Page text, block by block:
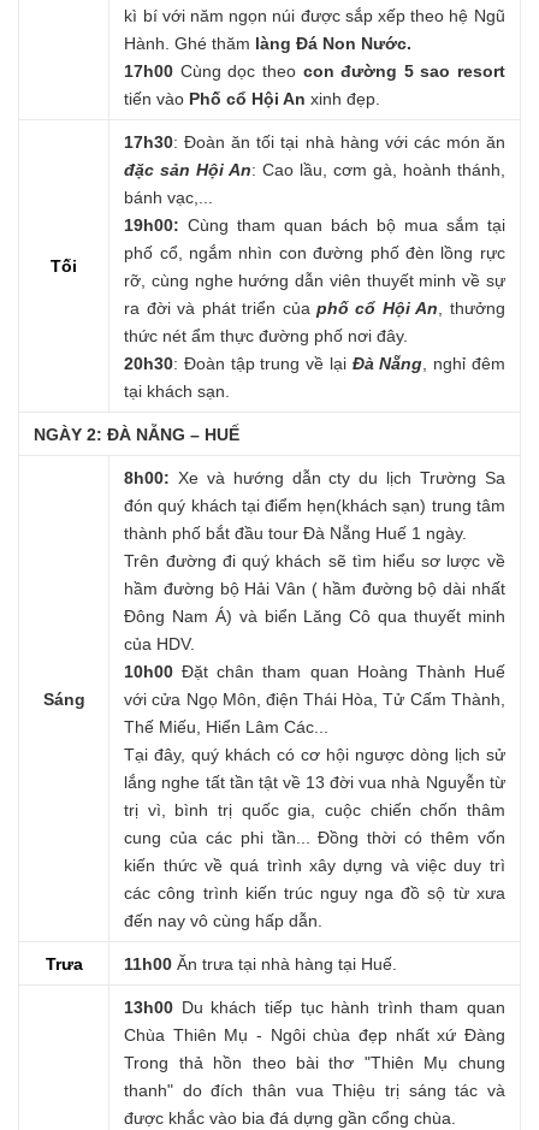
kì bí với năm ngọn núi được sắp xếp theo hệ Ngũ
Hành. Ghé thăm làng Đá Non Nước.
17h00 Cùng dọc theo con đường 5 sao resort
tiến vào Phố cổ Hội An xinh đẹp.
Tối
17h30: Đoàn ăn tối tại nhà hàng với các món ăn
đặc sản Hội An: Cao lầu, cơm gà, hoành thánh,
bánh vạc,...
19h00: Cùng tham quan bách bộ mua sắm tại
phố cổ, ngắm nhìn con đường phố đèn lồng rực
rỡ, cùng nghe hướng dẫn viên thuyết minh về sự
ra đời và phát triển của phố cổ Hội An, thưởng
thức nét ẩm thực đường phố nơi đây.
20h30: Đoàn tập trung về lại Đà Nẵng, nghỉ đêm
tại khách sạn.
NGÀY 2: ĐÀ NẴNG – HUẾ
Sáng
8h00:Xe và hướng dẫn cty du lịch Trường Sa
đón quý khách tại điểm hẹn(khách sạn) trung tâm
thành phố bắt đầu tour Đà Nẵng Huế 1 ngày.
Trên đường đi quý khách sẽ tìm hiểu sơ lược về
hầm đường bộ Hải Vân ( hầm đường bộ dài nhất
Đông Nam Á) và biển Lăng Cô qua thuyết minh
của HDV.
10h00Đặt chân tham quan Hoàng Thành Huế
với cửa Ngọ Môn, điện Thái Hòa, Tử Cấm Thành,
Thế Miếu, Hiển Lâm Các...
Tại đây, quý khách có cơ hội ngược dòng lịch sử
lắng nghe tất tần tật về 13 đời vua nhà Nguyễn từ
trị vì, bình trị quốc gia, cuộc chiến chốn thâm
cung của các phi tần... Đồng thời có thêm vốn
kiến thức về quá trình xây dựng và việc duy trì
các công trình kiến trúc nguy nga đồ sộ từ xưa
đến nay vô cùng hấp dẫn.
Trưa 11h00Ăn trưa tại nhà hàng tại Huế.
13h00 Du khách tiếp tục hành trình tham quan
Chùa Thiên Mụ - Ngôi chùa đẹp nhất xứ Đàng
Trong thả hồn theo bài thơ "Thiên Mụ chung
thanh" do đích thân vua Thiệu trị sáng tác và
được khắc vào bia đá dựng gần cổng chùa.